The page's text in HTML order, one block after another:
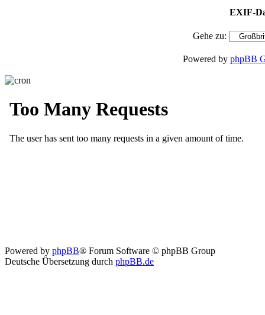
EXIF-
Gehe zu:
Powered by phpBB
Powered by phpBB® Forum Software © phpBB Group
Deutsche Übersetzung durch phpBB.de